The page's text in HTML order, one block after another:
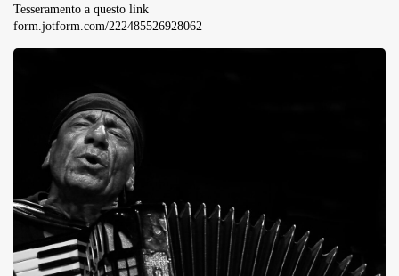
Tesseramento a questo link
form.jotform.com/222485526928062